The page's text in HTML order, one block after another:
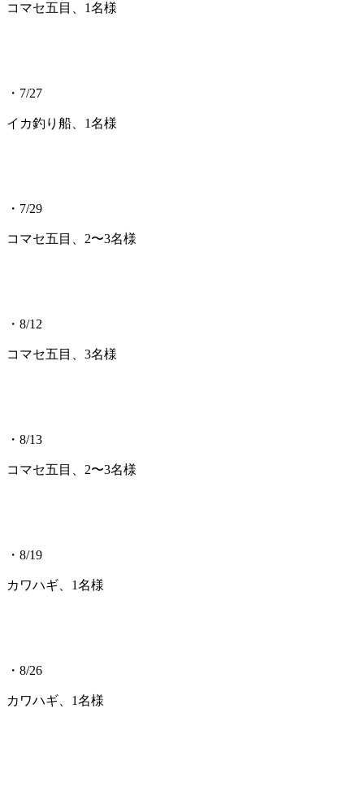
コマセ五目、1名様
・7/27
イカ釣り船、1名様
・7/29
コマセ五目、2〜3名様
・8/12
コマセ五目、3名様
・8/13
コマセ五目、2〜3名様
・8/19
カワハギ、1名様
・8/26
カワハギ、1名様